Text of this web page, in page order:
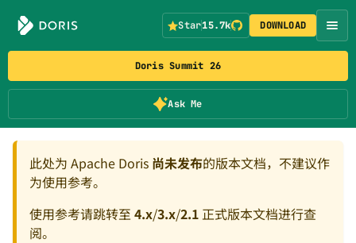
Doris Summit 26
Ask Me
Star15.7k DOWNLOAD
此处为 Apache Doris 尚未发布的版本文档，不建议作
为使用参考。
使用参考请跳转至 4.x/3.x/2.1正式版本文档进行查
阅。